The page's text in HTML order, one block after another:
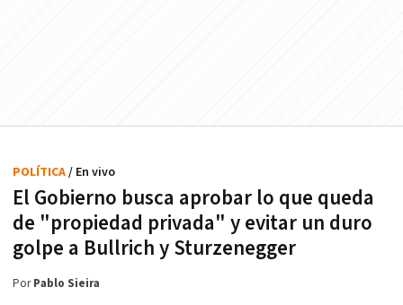
El Gobierno busca aprobar lo que queda
de "propiedad privada" y evitar un duro
golpe a Bullrich y Sturzenegger
POLÍTICA/ En vivo
PorPablo Sieira